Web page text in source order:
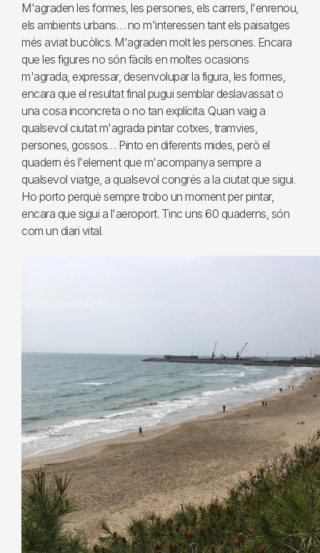
M'agraden les formes, les persones, els carrers, l'enrenou,
els ambients urbans… no m'interessen tant els paisatges
més aviat bucòlics. M'agraden molt les persones. Encara
que les figures no són fàcils en moltes ocasions
m'agrada, expressar, desenvolupar la figura, les formes,
encara que el resultat final pugui semblar deslavassat o
una cosa inconcreta o no tan explícita. Quan vaig a
qualsevol ciutat m'agrada pintar cotxes, tramvies,
persones, gossos… Pinto en diferents mides, però el
quadern és l'element que m'acompanya sempre a
qualsevol viatge, a qualsevol congrés a la ciutat que sigui.
Ho porto perquè sempre trobo un moment per pintar,
encara que sigui a l'aeroport. Tinc uns 60 quaderns, són
com un diari vital.